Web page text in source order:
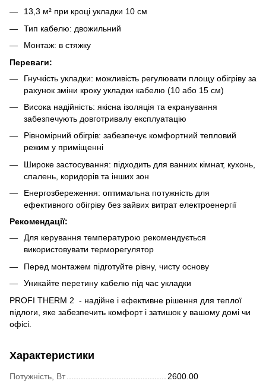
13,3 м² при кроці укладки 10 см
Тип кабелю: двожильний
Монтаж: в стяжку
Переваги:
Гнучкість укладки: можливість регулювати площу обігріву за
рахунок зміни кроку укладки кабелю (10 або 15 см)
Висока надійність: якісна ізоляція та екранування
забезпечують довготривалу експлуатацію
Рівномірний обігрів: забезпечує комфортний тепловий
режим у приміщенні
Широке застосування: підходить для ванних кімнат, кухонь,
спалень, коридорів та інших зон
Енергозбереження: оптимальна потужність для
ефективного обігріву без зайвих витрат електроенергії
Рекомендації:
Для керування температурою рекомендується
використовувати терморегулятор
Перед монтажем підготуйте рівну, чисту основу
Уникайте перетину кабелю під час укладки
PROFI THERM 2 - надійне і ефективне рішення для теплої
підлоги, яке забезпечить комфорт і затишок у вашому домі чи
офісі.
Характеристики
Потужність, Вт 2600.00